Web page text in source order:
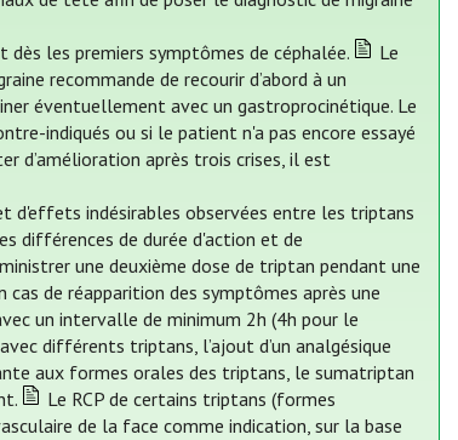
les premiers symptômes de céphalée.
Le
recommande de recourir d’abord à un
éventuellement avec un gastroprocinétique. Le
indiqués ou si le patient n'a pas encore essayé
d’amélioration après trois crises, il est
d'effets indésirables observées entre les triptans
différences de durée d'action et de
une deuxième dose de triptan pendant une
cas de réapparition des symptômes après une
un intervalle de minimum 2h (4h pour le
différents triptans, l’ajout d’un analgésique
aux formes orales des triptans, le sumatriptan
Le RCP de certains triptans (formes
de la face comme indication, sur la base